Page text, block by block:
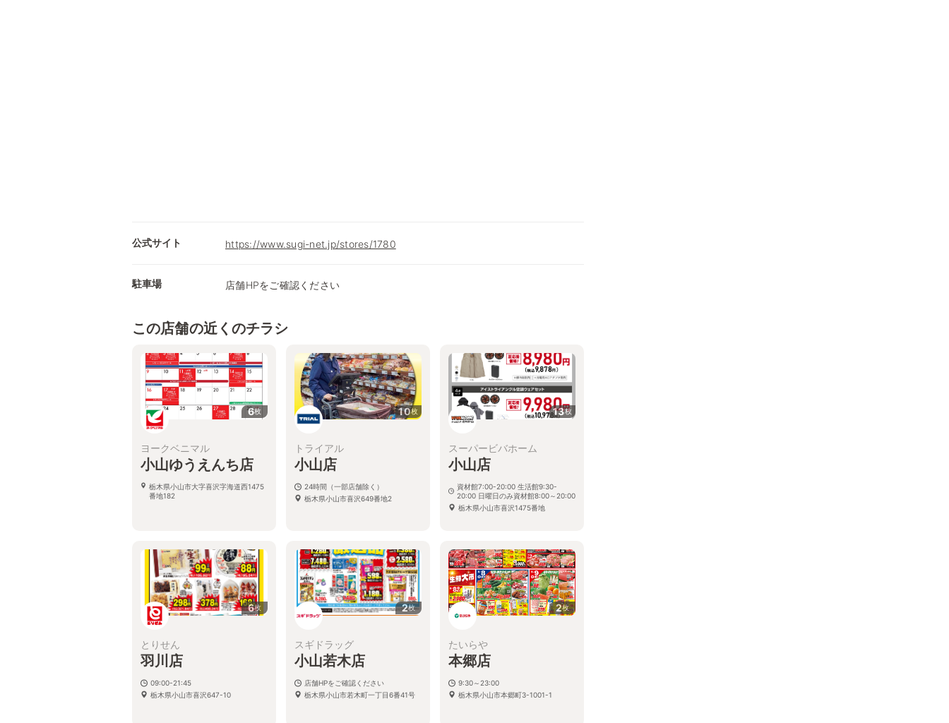
公式サイト https://www.sugi-net.jp/stores/1780
駐車場 店舗HPをご確認ください
この店舗の近くのチラシ
6枚
ヨークベニマル
小山ゆうえんち店
栃木県小山市大字喜沢字海道西1475
番地182
10枚
トライアル
小山店
24時間（一部店舗除く）
栃木県小山市喜沢649番地2
13枚
スーパービバホーム
小山店
資材館7:00-20:00 生活館9:30-
20:00 日曜日のみ資材館8:00～20:00
栃木県小山市喜沢1475番地
6枚
とりせん
羽川店
09:00-21:45
栃木県小山市喜沢647-10
2枚
スギドラッグ
小山若木店
店舗HPをご確認ください
栃木県小山市若木町一丁目6番41号
2枚
たいらや
本郷店
9:30～23:00
栃木県小山市本郷町3-1001-1